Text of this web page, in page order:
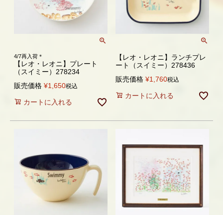
4/7再入荷＊
【レオ・レオニ】プレート
（スイミー）278234
販売価格 ¥1,650税込
カートに入れる
【レオ・レオニ】ランチプレ
ート（スイミー）278436
販売価格 ¥1,760税込
カートに入れる